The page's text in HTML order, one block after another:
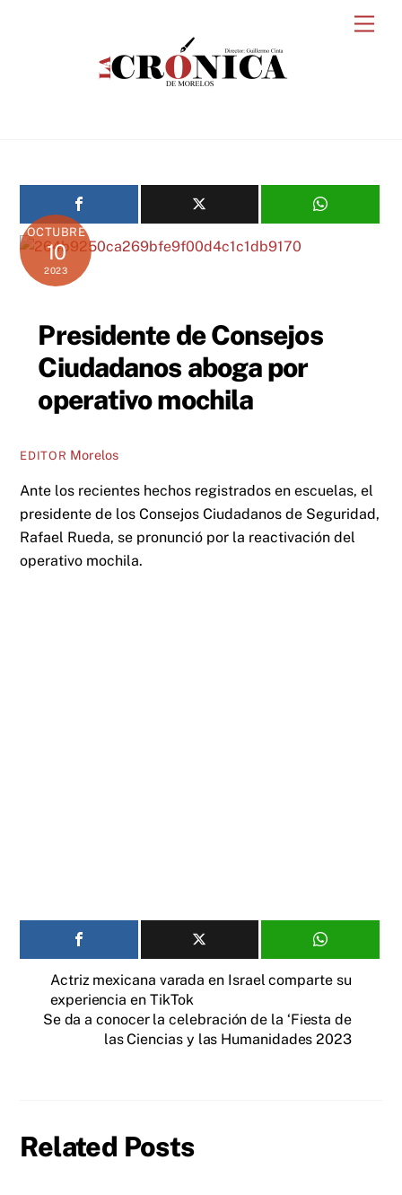
OCTUBRE
10
2023
Presidente de Consejos
Ciudadanos aboga por
operativo mochila
EDITOR Morelos
Ante los recientes hechos registrados en escuelas, el
presidente de los Consejos Ciudadanos de Seguridad,
Rafael Rueda, se pronunció por la reactivación del
operativo mochila.
Actriz mexicana varada en Israel comparte su
experiencia en TikTok
Se da a conocer la celebración de la ‘Fiesta de
las Ciencias y las Humanidades 2023
Related Posts